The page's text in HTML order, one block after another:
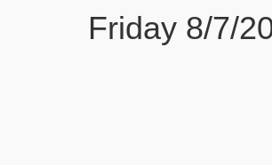
Friday 8/7/